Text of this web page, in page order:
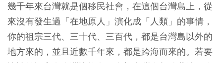
幾千年來台灣就是個移民社會，在這個台灣島上，從
來沒有發生過「在地原人」演化成「人類」的事情，
你的祖宗三代、三十代、三百代，都是台灣島以外的
地方來的，並且近數千年來，都是跨海而來的。若要